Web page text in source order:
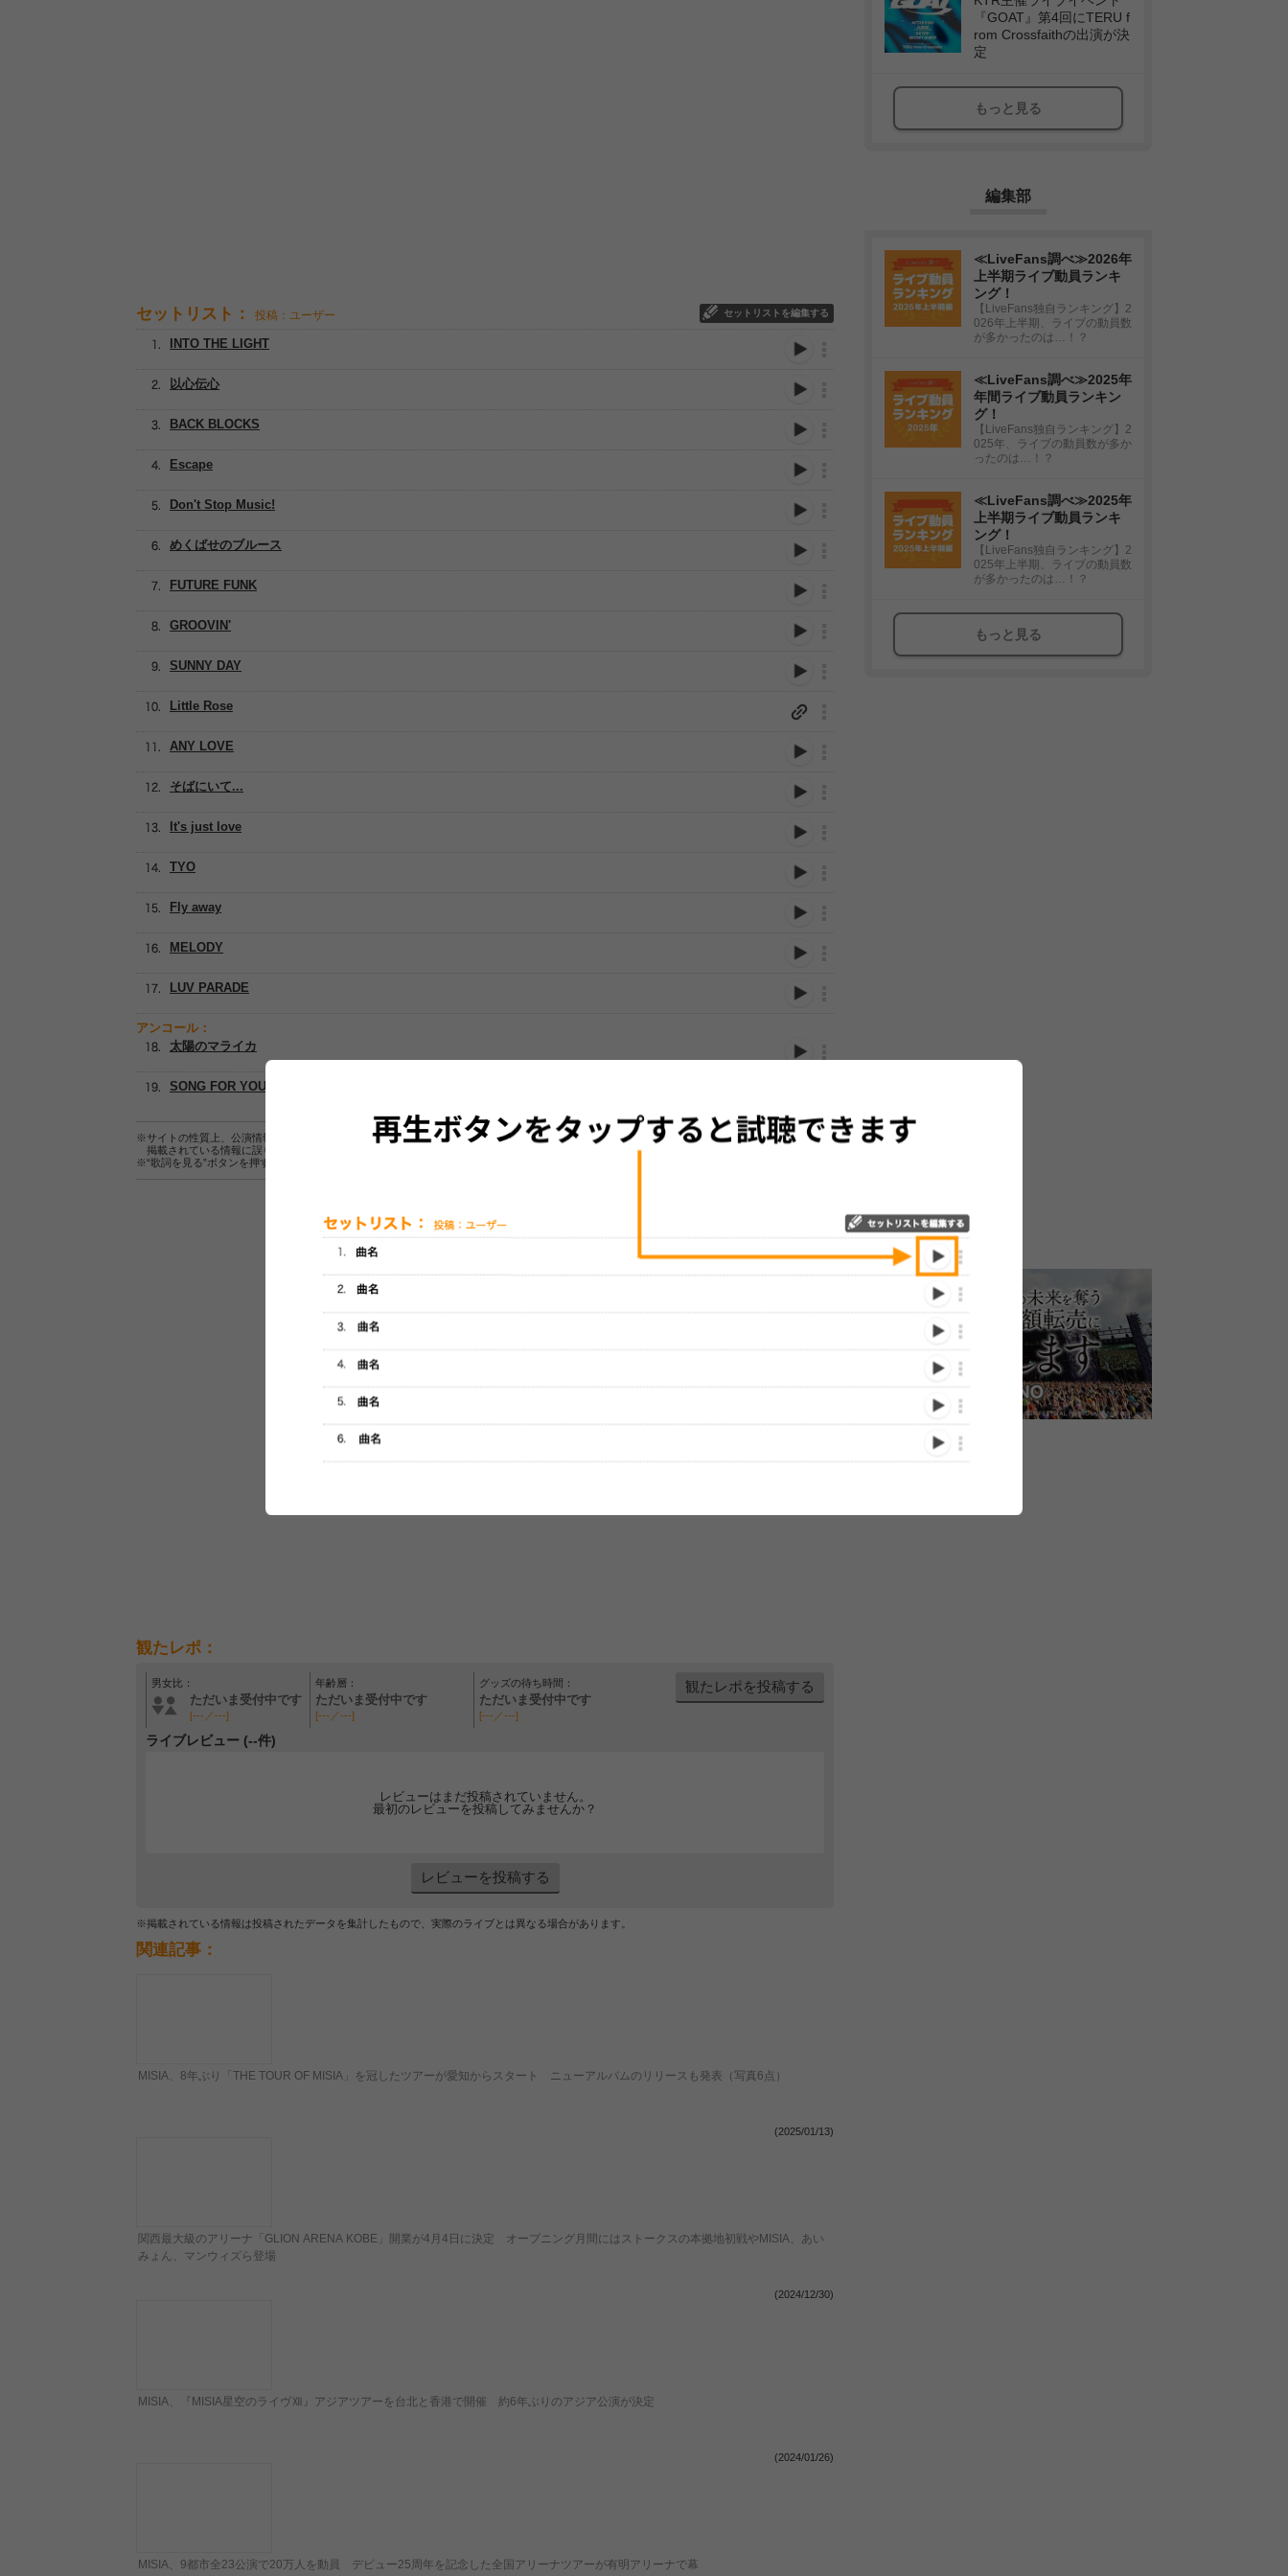
セットリスト： 投稿：ユーザー セットリストを編集する
めくばせのブルース
以心伝心
FUTURE FUNK
Don't Stop Music!
Escape
INTO THE LIGHT
BACK BLOCKS
GROOVIN'
SUNNY DAY
Little Rose
ANY LOVE
そばにいて...
It's just love
TYO
Fly away
MELODY
LUV PARADE
アンコール：
太陽のマライカ
SONG FOR YOU
※サイトの性質上、公演情報およびセットリスト情報の正確性は保証されませんので、あらかじめご了承ください。
掲載されている情報に誤りがある場合は、
※“歌詞を見る”ボタンを押すと、株式会社ページワンが運営する歌詞サイト「
セットリストをプレイリストにして保存する
観たレポ：
男女比：
ただいま受付中です
[---／---]
年齢層：
ただいま受付中です
[---／---]
グッズの待ち時間：
ただいま受付中です
[---／---]
観たレポを投稿する
ライブレビュー (--件)
レビューはまだ投稿されていません。
最初のレビューを投稿してみませんか？
レビューを投稿する
※掲載されている情報は投稿されたデータを集計したもので、実際のライブとは異なる場合があります。
関連記事：
MISIA、8年ぶり「THE TOUR OF MISIA」を冠したツアーが愛知からスタート ニューアルバムのリリースも発表（写真6点）
(2025/01/13)
関西最大級のアリーナ「GLION ARENA KOBE」開業が4月4日に決定 オープニング月間にはストークスの本拠地初戦やMISIA、あい
みょん、マンウィズら登場
(2024/12/30)
MISIA、『MISIA星空のライヴⅫ』アジアツアーを台北と香港で開催 約6年ぶりのアジア公演が決定
(2024/01/26)
MISIA、9都市全23公演で20万人を動員 デビュー25周年を記念した全国アリーナツアーが有明アリーナで幕
『GOAT』第4回にTERU f
rom Crossfaithの出演が決
定
もっと見る
編集部
≪LiveFans調べ≫2026年
上半期ライブ動員ランキ
ング！
【LiveFans独自ランキング】2
026年上半期、ライブの動員数
が多かったのは…！？
≪LiveFans調べ≫2025年
年間ライブ動員ランキン
グ！
【LiveFans独自ランキング】2
025年、ライブの動員数が多か
ったのは…！？
≪LiveFans調べ≫2025年
上半期ライブ動員ランキ
ング！
【LiveFans独自ランキング】2
025年上半期、ライブの動員数
が多かったのは…！？
もっと見る